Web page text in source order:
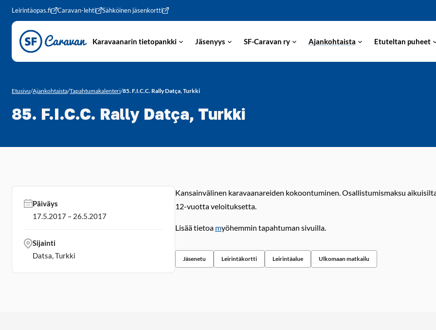
Siirry sivun sisältöön
Leirintäopas.fi Caravan-lehti Sähköinen jäsenkortti
Karavaanarin tietopankki Jäsenyys SF-Caravan ry Ajankohtaista Etuteltan puheet
Etusivu/Ajankohtaista/Tapahtumakalenteri/85. F.I.C.C. Rally Datça, Turkki
85. F.I.C.C. Rally Datça, Turkki
Kansainvälinen karavaanareiden kokoontuminen. Osallistumismaksu
12-vuotta veloituksetta.
Lisää tietoa myöhemmin tapahtuman sivuilla.
Jäsenetu Leirintäkortti Leirintäalue Ulkomaan matkailu
Päiväys
17.5.2017 – 26.5.2017
Sijainti
Datsa, Turkki